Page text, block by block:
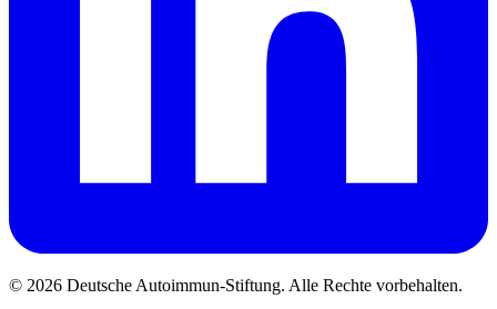
© 2026 Deutsche Autoimmun-Stiftung. Alle Rechte vorbehalten.